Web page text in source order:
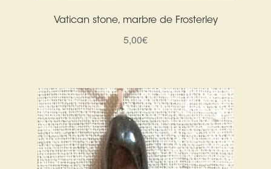
Vatican stone, marbre de Frosterley
5,00€